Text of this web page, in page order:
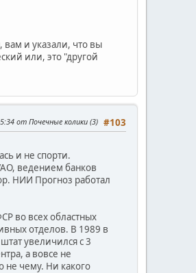
вам и указали, что вы
или, это "другой
#103
от Почечные колики (3)
и не спорти.
ведением банков
НИИ Прогноз работал
во всех областных
отделов. В 1989 в
увеличился с 3
а вовсе не
чему. Ни какого